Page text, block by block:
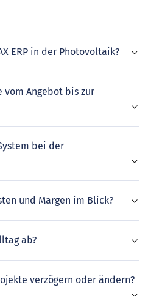
ERP in der Photovoltaik?
vom Angebot bis zur
bei der
und Margen im Blick?
ab?
verzögern oder ändern?